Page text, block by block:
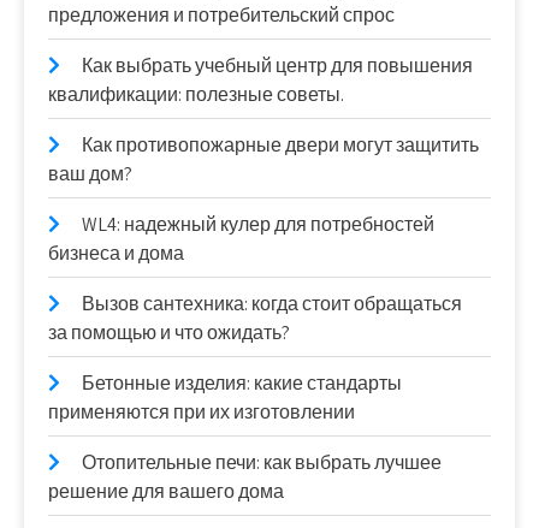
предложения и потребительский спрос
Как выбрать учебный центр для повышения
квалификации: полезные советы.
Как противопожарные двери могут защитить
ваш дом?
WL4: надежный кулер для потребностей
бизнеса и дома
Вызов сантехника: когда стоит обращаться
за помощью и что ожидать?
Бетонные изделия: какие стандарты
применяются при их изготовлении
Отопительные печи: как выбрать лучшее
решение для вашего дома